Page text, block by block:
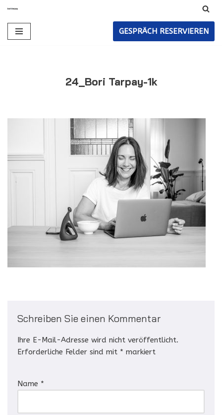
Zum
Inhalt
GESPRÄCH RESERVIEREN
24_Bori Tarpay-1k
Schreiben Sie einen Kommentar
Ihre E-Mail-Adresse wird nicht veröffentlicht.
Erforderliche Felder sind mit * markiert
Name *